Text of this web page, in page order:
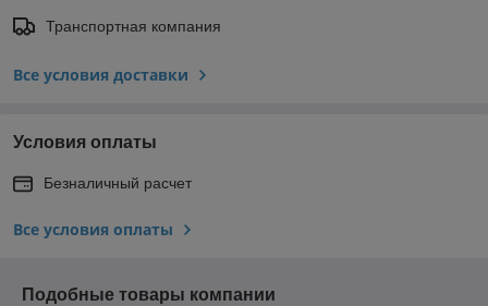
Транспортная компания
Все условия доставки
Условия оплаты
Безналичный расчет
Все условия оплаты
Подобные товары компании